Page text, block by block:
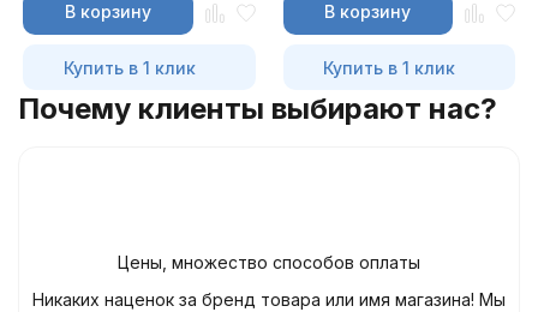
В корзину
Купить в 1 клик
В корзину
Купить в 1 клик
Почему клиенты выбирают нас?
Цены, множество способов оплаты
Никаких наценок за бренд товара или имя магазина! Мы